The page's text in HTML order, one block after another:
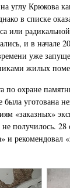
углу Крюкова
в списке
или
и в
уже
жилых
по охране
уготована
«заказных»
получилось. 28
рекомендовал